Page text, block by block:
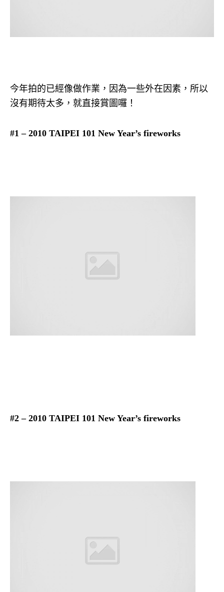
今年拍的已經像做作業，因為一些外在因素，所以
沒有期待太多，就直接賞圖囉！
#1 – 2010 TAIPEI 101 New Year’s fireworks
#2 – 2010 TAIPEI 101 New Year’s fireworks